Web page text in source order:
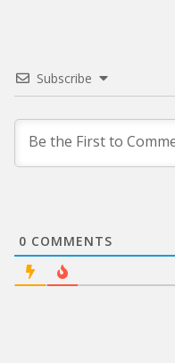
Subscribe
0 COMMENTS